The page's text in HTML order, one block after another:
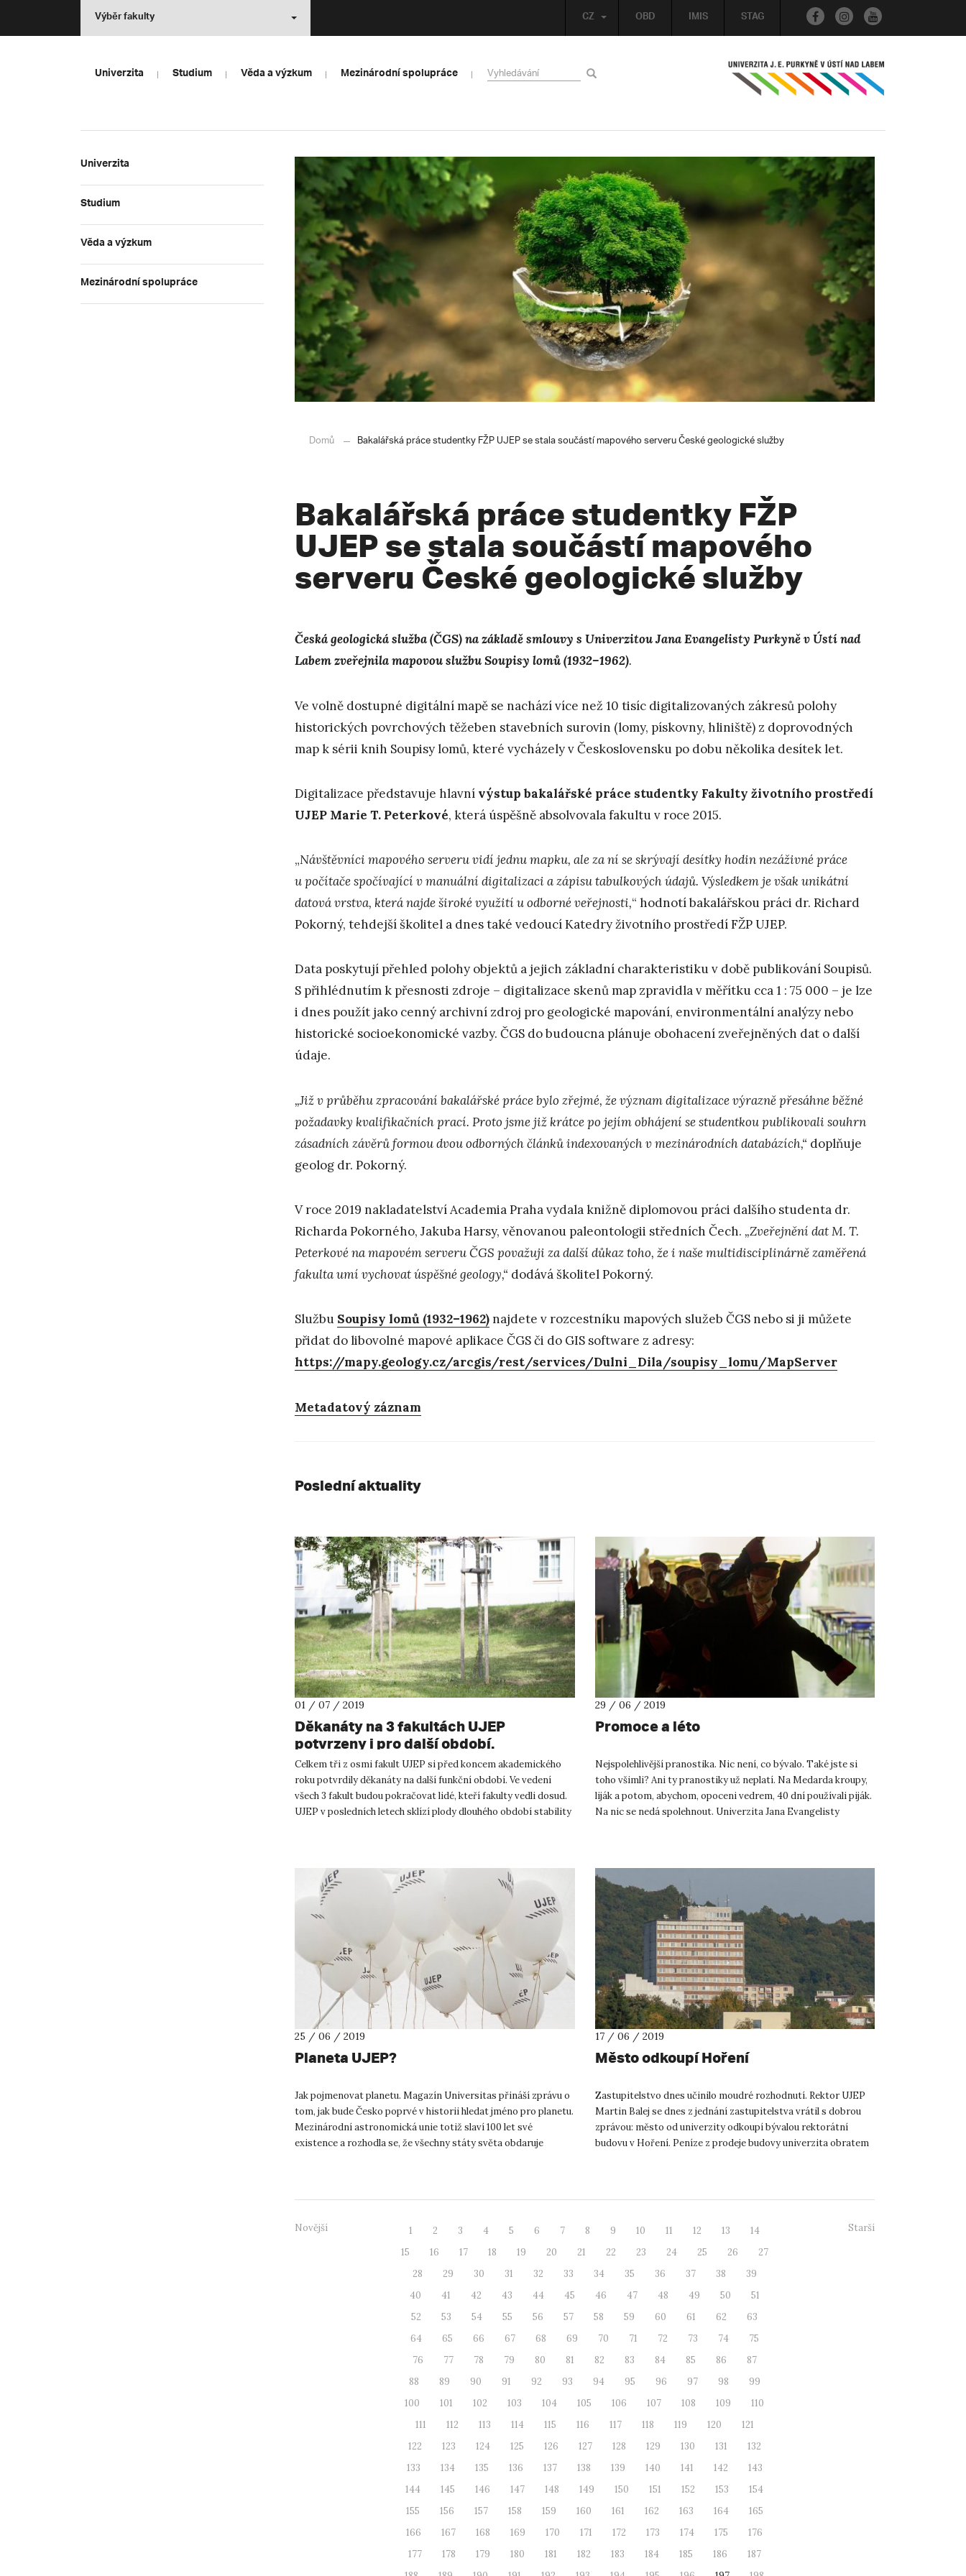
OBD IMIS STAG
CZ
Výběr fakulty
Univerzita Studium Věda a výzkum Mezinárodní spolupráce
Univerzita
Studium
Věda a výzkum
Mezinárodní spolupráce
Domů Bakalářská práce studentky FŽP UJEP se stala součástí mapového serveru České geologické služby
Bakalářská práce studentky FŽP
UJEP se stala součástí mapového
serveru České geologické služby
Česká geologická služba (ČGS) na základě smlouvy s Univerzitou Jana Evangelisty Purkyně v Ústí nad
Labem zveřejnila mapovou službuSoupisy lomů (1932–1962).
Ve volně dostupné digitální mapě se nachází více než 10 tisíc digitalizovaných zákresů polohy
historických povrchových těžeben stavebních surovin (lomy, pískovny, hliniště) z doprovodných
map k sérii knih Soupisy lomů, které vycházely v Československu po dobu několika desítek let.
Digitalizace představuje hlavní výstup bakalářské práce studentky Fakulty životního prostředí
UJEP Marie T. Peterkové, která úspěšně absolvovala fakultu v roce 2015.
„Návštěvníci mapového serveru vidí jednu mapku, ale za ní se skrývají desítky hodin nezáživné práce
u počítače spočívající v manuální digitalizaci a zápisu tabulkových údajů. Výsledkem je však unikátní
datová vrstva, která najde široké využití u odborné veřejnosti,“ hodnotí bakalářskou práci dr. Richard
Pokorný, tehdejší školitel a dnes také vedoucí Katedry životního prostředí FŽP UJEP.
Data poskytují přehled polohy objektů a jejich základní charakteristiku v době publikování Soupisů.
S přihlédnutím k přesnosti zdroje – digitalizace skenů map zpravidla v měřítku cca 1 : 75 000 – je lze
i dnes použít jako cenný archivní zdroj pro geologické mapování, environmentální analýzy nebo
historické socioekonomické vazby. ČGS do budoucna plánuje obohacení zveřejněných dat o další
údaje.
„Již v průběhu zpracování bakalářské práce bylo zřejmé, že význam digitalizace výrazně přesáhne běžné
požadavky kvalifikačních prací. Proto jsme již krátce po jejím obhájení se studentkou publikovali souhrn
zásadních závěrů formou dvou odborných článků indexovaných v mezinárodních databázích,“ doplňuje
geolog dr. Pokorný.
V roce 2019 nakladatelství Academia Praha vydala knižně diplomovou práci dalšího studenta dr.
Richarda Pokorného, Jakuba Harsy, věnovanou paleontologii středních Čech. „Zveřejnění dat M. T.
Peterkové na mapovém serveru ČGS považuji za další důkaz toho, že i naše multidisciplinárně zaměřená
fakulta umí vychovat úspěšné geology,“ dodává školitel Pokorný.
Službu Soupisy lomů (1932–1962)najdete v rozcestníku mapových služeb ČGS nebo si ji můžete
přidat do libovolné mapové aplikace ČGS či do GIS software z adresy:
https://mapy.geology.cz/arcgis/rest/services/Dulni_Dila/soupisy_lomu/MapServer
Metadatový záznam
Poslední aktuality
01 / 07 / 2019
Děkanáty na 3 fakultách UJEP
potvrzeny i pro další období.
Celkem tři z osmi fakult UJEP si před koncem akademického
roku potvrdily děkanáty na další funkční období. Ve vedení
všech 3 fakult budou pokračovat lidé, kteří fakulty vedli dosud.
UJEP v posledních letech sklízí plody dlouhého období stability
29 / 06 / 2019
Promoce a léto
Nejspolehlivější pranostika. Nic není, co bývalo. Také jste si
toho všimli? Ani ty pranostiky už neplatí. Na Medarda kroupy,
liják a potom, abychom, opoceni vedrem, 40 dní používali piják.
Na nic se nedá spolehnout. Univerzita Jana Evangelisty
25 / 06 / 2019
Planeta UJEP?
Jak pojmenovat planetu. Magazín Universitas přináší zprávu o
tom, jak bude Česko poprvé v historii hledat jméno pro planetu.
Mezinárodní astronomická unie totiž slaví 100 let své
existence a rozhodla se, že všechny státy světa obdaruje
17 / 06 / 2019
Město odkoupí Hoření
Zastupitelstvo dnes učinilo moudré rozhodnutí. Rektor UJEP
Martin Balej se dnes z jednání zastupitelstva vrátil s dobrou
zprávou: město od univerzity odkoupí bývalou rektorátní
budovu v Hoření. Peníze z prodeje budovy univerzita obratem
Novější 1 2 3 4 5 6 7 8 9 10 11 12 13
14
15
16 17 18 19 20 21 22 23 24 25 26
27
28
29 30 31 32 33 34 35 36 37 38
39
40
41 42 43 44 45 46 47 48 49 50
51
52
53 54 55 56 57 58 59 60 61 62
63
64
65 66 67 68 69 70 71 72 73 74
75
76
77 78 79 80 81 82 83 84 85 86
87
88
89 90 91 92 93 94 95 96 97 98
99
100
101 102 103 104 105 106 107 108 109
110
111
112 113 114 115 116 117 118 119 120
121
122
123 124 125 126 127 128 129 130 131
132
133
134 135 136 137 138 139 140 141 142
143
144
145 146 147 148 149 150 151 152 153
154
155
156 157 158 159 160 161 162 163 164
165
166
167 168 169 170 171 172 173 174 175
176
177
178 179 180 181 182 183 184 185 186
187
Starší